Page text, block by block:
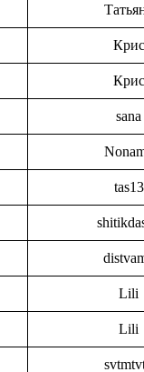
Крис
Крис
sana
tas13
Lili
Lili